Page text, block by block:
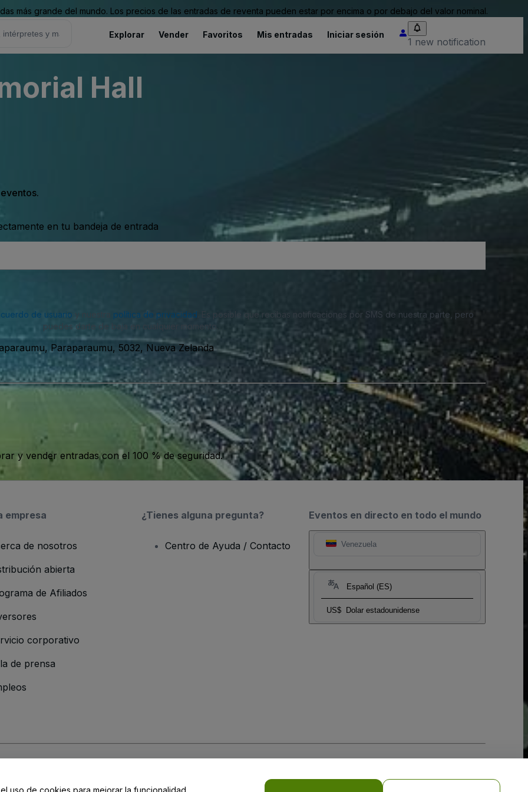
más grande del mundo. Los precios de las entradas de reventa pueden estar por encima o por debajo del valor nominal.
Explorar Vender Favoritos Mis entradas Iniciar sesión
1 new notification
Hall
en tu bandeja de entrada
de usuario política de privacidad . Es posible que recibas notificaciones por SMS de nuestra parte, pero
puedes darte de baja en cualquier momento.
Paraparaumu, 5032, Nueva Zelanda
y vender entradas con el 100 % de seguridad.
Eventos en directo en todo el mundo
Venezuela
Español (ES)
US$ Dolar estadounidense
empresa
de nosotros
abierta
de Afiliados
corporativo
de prensa
¿Tienes alguna pregunta?
Centro de Ayuda / Contacto
y de laPolítica de Privacidad para Móviles
uso de cookies para mejorar la funcionalidad